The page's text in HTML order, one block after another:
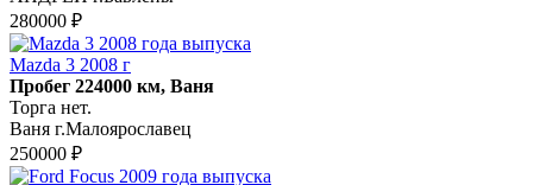
280000 ₽
Mazda 3 2008 г
Пробег 224000 км, Ваня
Торга нет.
Ваня г.Малоярославец
250000 ₽